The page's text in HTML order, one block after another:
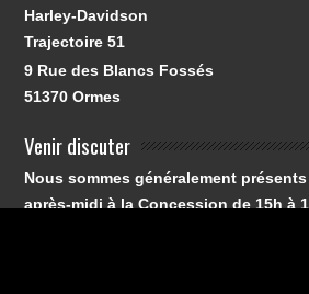
Harley-Davidson
Trajectoire 51
9 Rue des Blancs Fossés
51370Ormes
Venir discuter
Nous sommes généralement
après-midi à la Concession de 15h à